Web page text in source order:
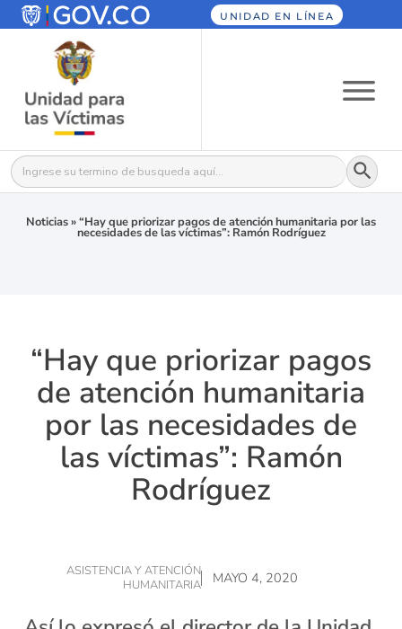
UNIDAD EN LÍNEA
Buscar: Botón
Noticias»“Hay que priorizar pagos de atención humanitaria por las
necesidades de las víctimas”: Ramón Rodríguez
“Hay que priorizar pagos
de atención humanitaria
por las necesidades de
las víctimas”: Ramón
Rodríguez
ASISTENCIA Y ATENCIÓN
HUMANITARIA
MAYO 4, 2020